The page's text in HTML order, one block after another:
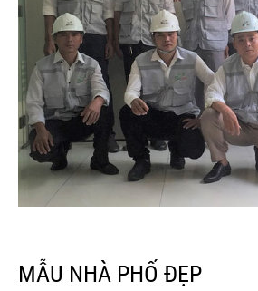
MẪU NHÀ PHỐ ĐẸP